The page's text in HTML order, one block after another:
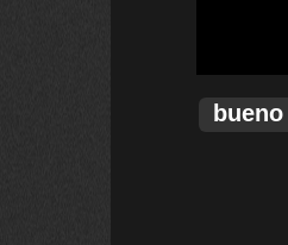
bueno